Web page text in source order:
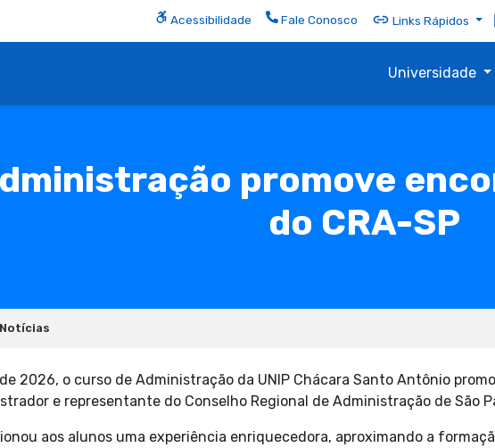
Acessibilidade Fale Conosco Links Rápidos
Universidade
promove
do CRA-SP
Notícias
2026, o curso de Administração da UNIP Chácara Santo Antônio
e representante do Conselho Regional de Administração de São
aos alunos uma experiência enriquecedora, aproximando a